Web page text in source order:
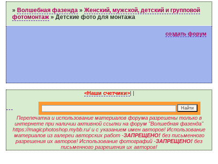
» Волшебная фазенда »Женский, мужской, детский и групповой
фотомонтаж »Детские фото для монтажа
создать форум
<Наши счетчики>| |
Перепечатка и использование материалов форума разрешены только в
интернете при наличии активной ссылки на форум "Волшебная фазенда"
https://magicphotoshop.mybb.ru/ и с указанием имен авторов! Использование
материалов из галереи авторских работ -ЗАПРЕЩЕНО!без письменного
разрешения их авторов! Использование фотографий -ЗАПРЕЩЕНО! без
письменного разрешения их авторов!